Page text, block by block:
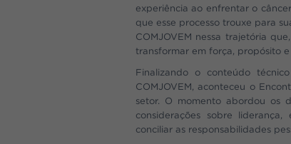
experiência ao enfrentar o
que esse processo trouxe para
COMJOVEM nessa trajetória
transformar em força, propósito
Finalizando o conteúdo
COMJOVEM, aconteceu o
setor. O momento abordou os
considerações sobre
conciliar as responsabilidades